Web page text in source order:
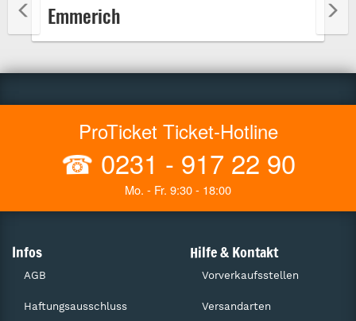
Emmerich
ProTicket Ticket-Hotline
☎ 0231 - 917 22 90
Mo. - Fr. 9:30 - 18:00
Infos
AGB
Haftungsausschluss
Hilfe & Kontakt
Vorverkaufsstellen
Versandarten